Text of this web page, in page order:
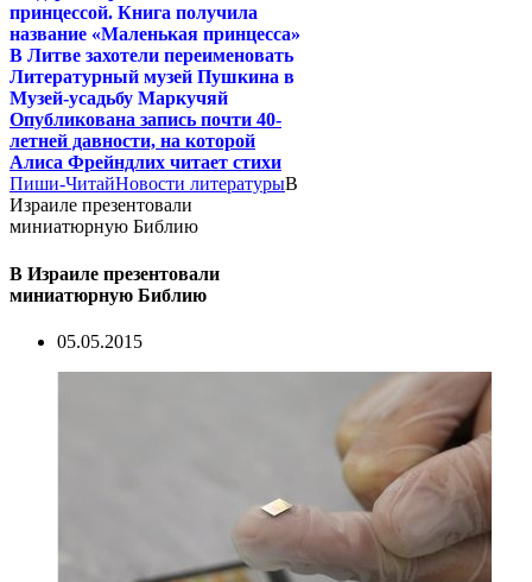
принцессой. Книга получила
название «Маленькая принцесса»
В Литве захотели переименовать
Литературный музей Пушкина в
Музей-усадьбу Маркучяй
Опубликована запись почти 40-
летней давности, на которой
Алиса Фрейндлих читает стихи
Пиши-ЧитайНовости литературыВ
Израиле презентовали
миниатюрную Библию
В Израиле презентовали
миниатюрную Библию
05.05.2015